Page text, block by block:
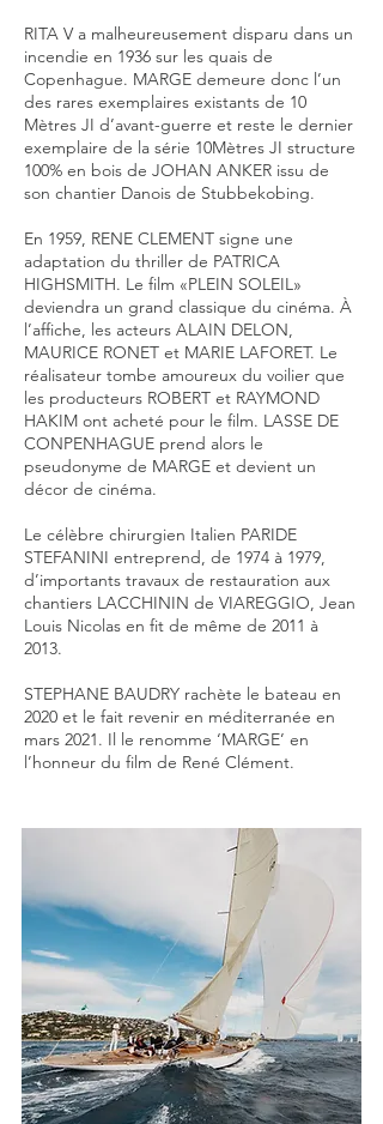
RITA V a malheureusement disparu dans un
incendie en 1936 sur les quais de
Copenhague. MARGE demeure donc l’un
des rares exemplaires existants de 10
Mètres JI d’avant-guerre et reste le dernier
exemplaire de la série 10Mètres JI structure
100% en bois de JOHAN ANKER issu de
son chantier Danois de Stubbekobing.
En 1959, RENE CLEMENT signe une
adaptation du thriller de PATRICA
HIGHSMITH. Le film «PLEIN SOLEIL»
deviendra un grand classique du cinéma. À
l’affiche, les acteurs ALAIN DELON,
MAURICE RONET et MARIE LAFORET. Le
réalisateur tombe amoureux du voilier que
les producteurs ROBERT et RAYMOND
HAKIM ont acheté pour le film. LASSE DE
CONPENHAGUE prend alors le
pseudonyme de MARGE et devient un
décor de cinéma.
Le célèbre chirurgien Italien PARIDE
STEFANINI entreprend, de 1974 à 1979,
d’importants travaux de restauration aux
chantiers LACCHININ de VIAREGGIO, Jean
Louis Nicolas en fit de même de 2011 à
2013.
STEPHANE BAUDRY rachète le bateau en
2020 et le fait revenir en méditerranée en
mars 2021. Il le renomme ‘MARGE’ en
l’honneur du film de René Clément.